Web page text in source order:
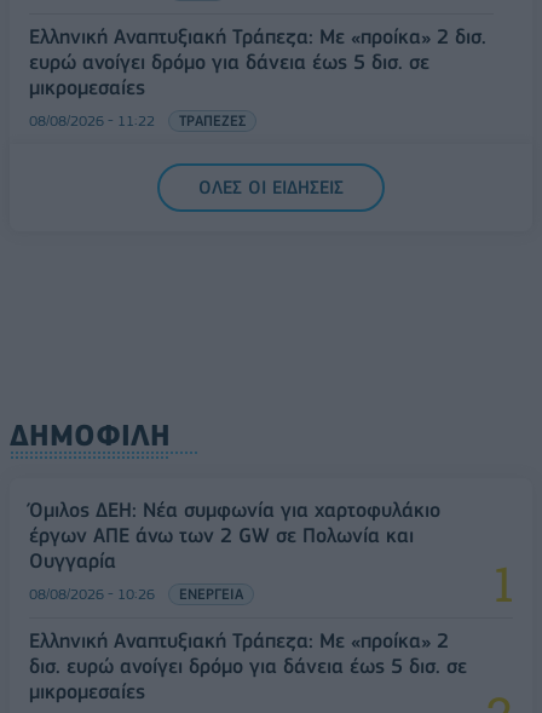
Ελληνική Αναπτυξιακή Τράπεζα: Με «προίκα» 2 δισ.
ευρώ ανοίγει δρόμο για δάνεια έως 5 δισ. σε
μικρομεσαίες
08/08/2026 - 11:22 ΤΡΑΠΕΖΕΣ
5G παντού, 6G στον ορίζοντα: Πού βρίσκεται η
Ελλάδα στη μεγάλη τεχνολογική μετάβαση
ΟΛΕΣ ΟΙ ΕΙΔΗΣΕΙΣ
ΔΗΜΟΦΙΛΗ
Όμιλος ΔΕΗ: Νέα συμφωνία για χαρτοφυλάκιο
έργων ΑΠΕ άνω των 2 GW σε Πολωνία και
Ουγγαρία
08/08/2026 - 10:26 ΕΝΕΡΓΕΙΑ
Ελληνική Αναπτυξιακή Τράπεζα: Με «προίκα» 2
δισ. ευρώ ανοίγει δρόμο για δάνεια έως 5 δισ. σε
μικρομεσαίες